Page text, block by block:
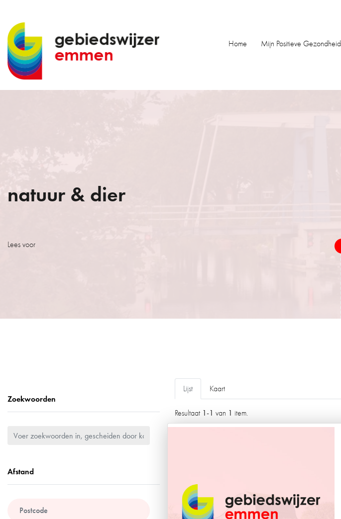
Home Mijn Positieve Gezondheid
natuur & dier
Lees voor
Zoekwoorden
Afstand
Lijst Kaart
Resultaat 1-1 van 1 item.